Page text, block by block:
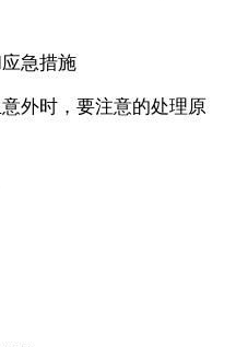
急措施
外时，要注意的处理原